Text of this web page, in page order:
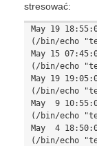
stresować:
May 19
(/bin/echo
May 15
(/bin/echo
May 19
(/bin/echo
May  9
(/bin/echo
May  4
(/bin/echo